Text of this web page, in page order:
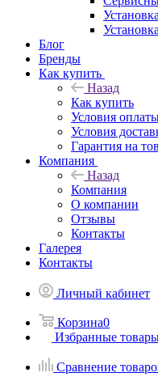
Блог
Бренды
Как купить
Назад
Как купить
Условия
Условия
Гарантия на
Компания
Назад
Компания
О компании
Отзывы
Контакты
Галерея
Контакты
Личный кабинет
Корзина0
Избранные
Сравнение